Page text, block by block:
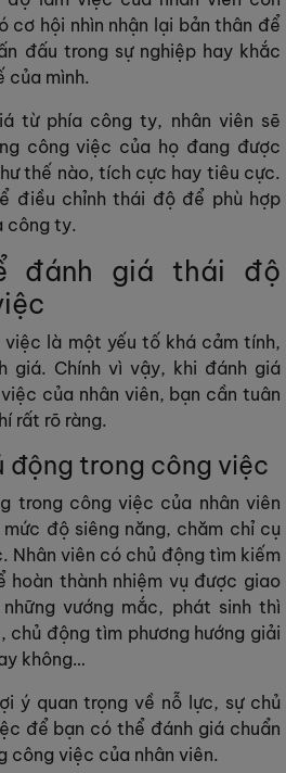
cơ hội nhìn nhận lại bản thân để
đấu trong sự nghiệp hay khắc
của mình.
từ phía công ty, nhân viên sẽ
công việc của họ đang được
thế nào, tích cực hay tiêu cực.
điều chỉnh thái độ để phù hợp
công ty.
đánh giá thái độ
là một yếu tố khá cảm tính,
giá. Chính vì vậy, khi đánh giá
của nhân viên, bạn cần tuân
rất rõ ràng.
động trong công việc
trong công việc của nhân viên
độ siêng năng, chăm chỉ cụ
Nhân viên có chủ động tìm kiếm
hoàn thành nhiệm vụ được giao
vướng mắc, phát sinh thì
chủ động tìm phương hướng giải
không…
ý quan trọng về nỗ lực, sự chủ
để bạn có thể đánh giá chuẩn
công việc của nhân viên.